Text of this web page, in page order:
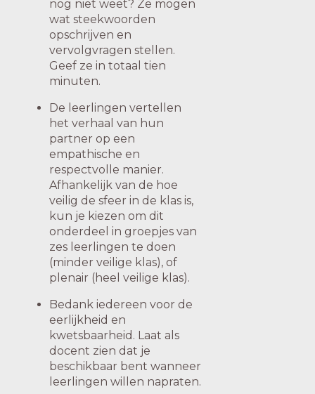
nog niet weet? Ze mogen
wat steekwoorden
opschrijven en
vervolgvragen stellen.
Geef ze in totaal tien
minuten.
De leerlingen vertellen
het verhaal van hun
partner op een
empathische en
respectvolle manier.
Afhankelijk van de hoe
veilig de sfeer in de klas is,
kun je kiezen om dit
onderdeel in groepjes van
zes leerlingen te doen
(minder veilige klas), of
plenair (heel veilige klas).
Bedank iedereen voor de
eerlijkheid en
kwetsbaarheid. Laat als
docent zien dat je
beschikbaar bent wanneer
leerlingen willen napraten.